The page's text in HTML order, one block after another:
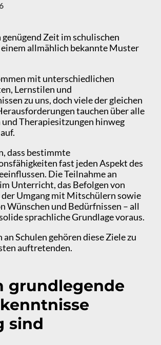
Zeit im schulischen
allmählich bekannte Muster
mit unterschiedlichen
Lernstilen und
zu uns, doch viele der gleichen
tauchen über alle
Therapiesitzungen hinweg
dass bestimmte
fast jeden Aspekt des
Die Teilnahme an
Unterricht, das Befolgen von
Umgang mit Mitschülern sowie
Wünschen und Bedürfnissen – all
sprachliche Grundlage voraus.
an Schulen gehören diese Ziele zu
auftretenden.
grundlegende
sind